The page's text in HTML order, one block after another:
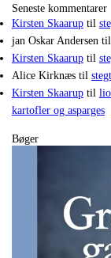
Seneste kommentarer
Kirsten Skaarup til
jan Oskar Andersen til
Kirsten Skaarup til
Alice Kirknæs til
Kirsten Skaarup til
kartofler og asparges
Bøger